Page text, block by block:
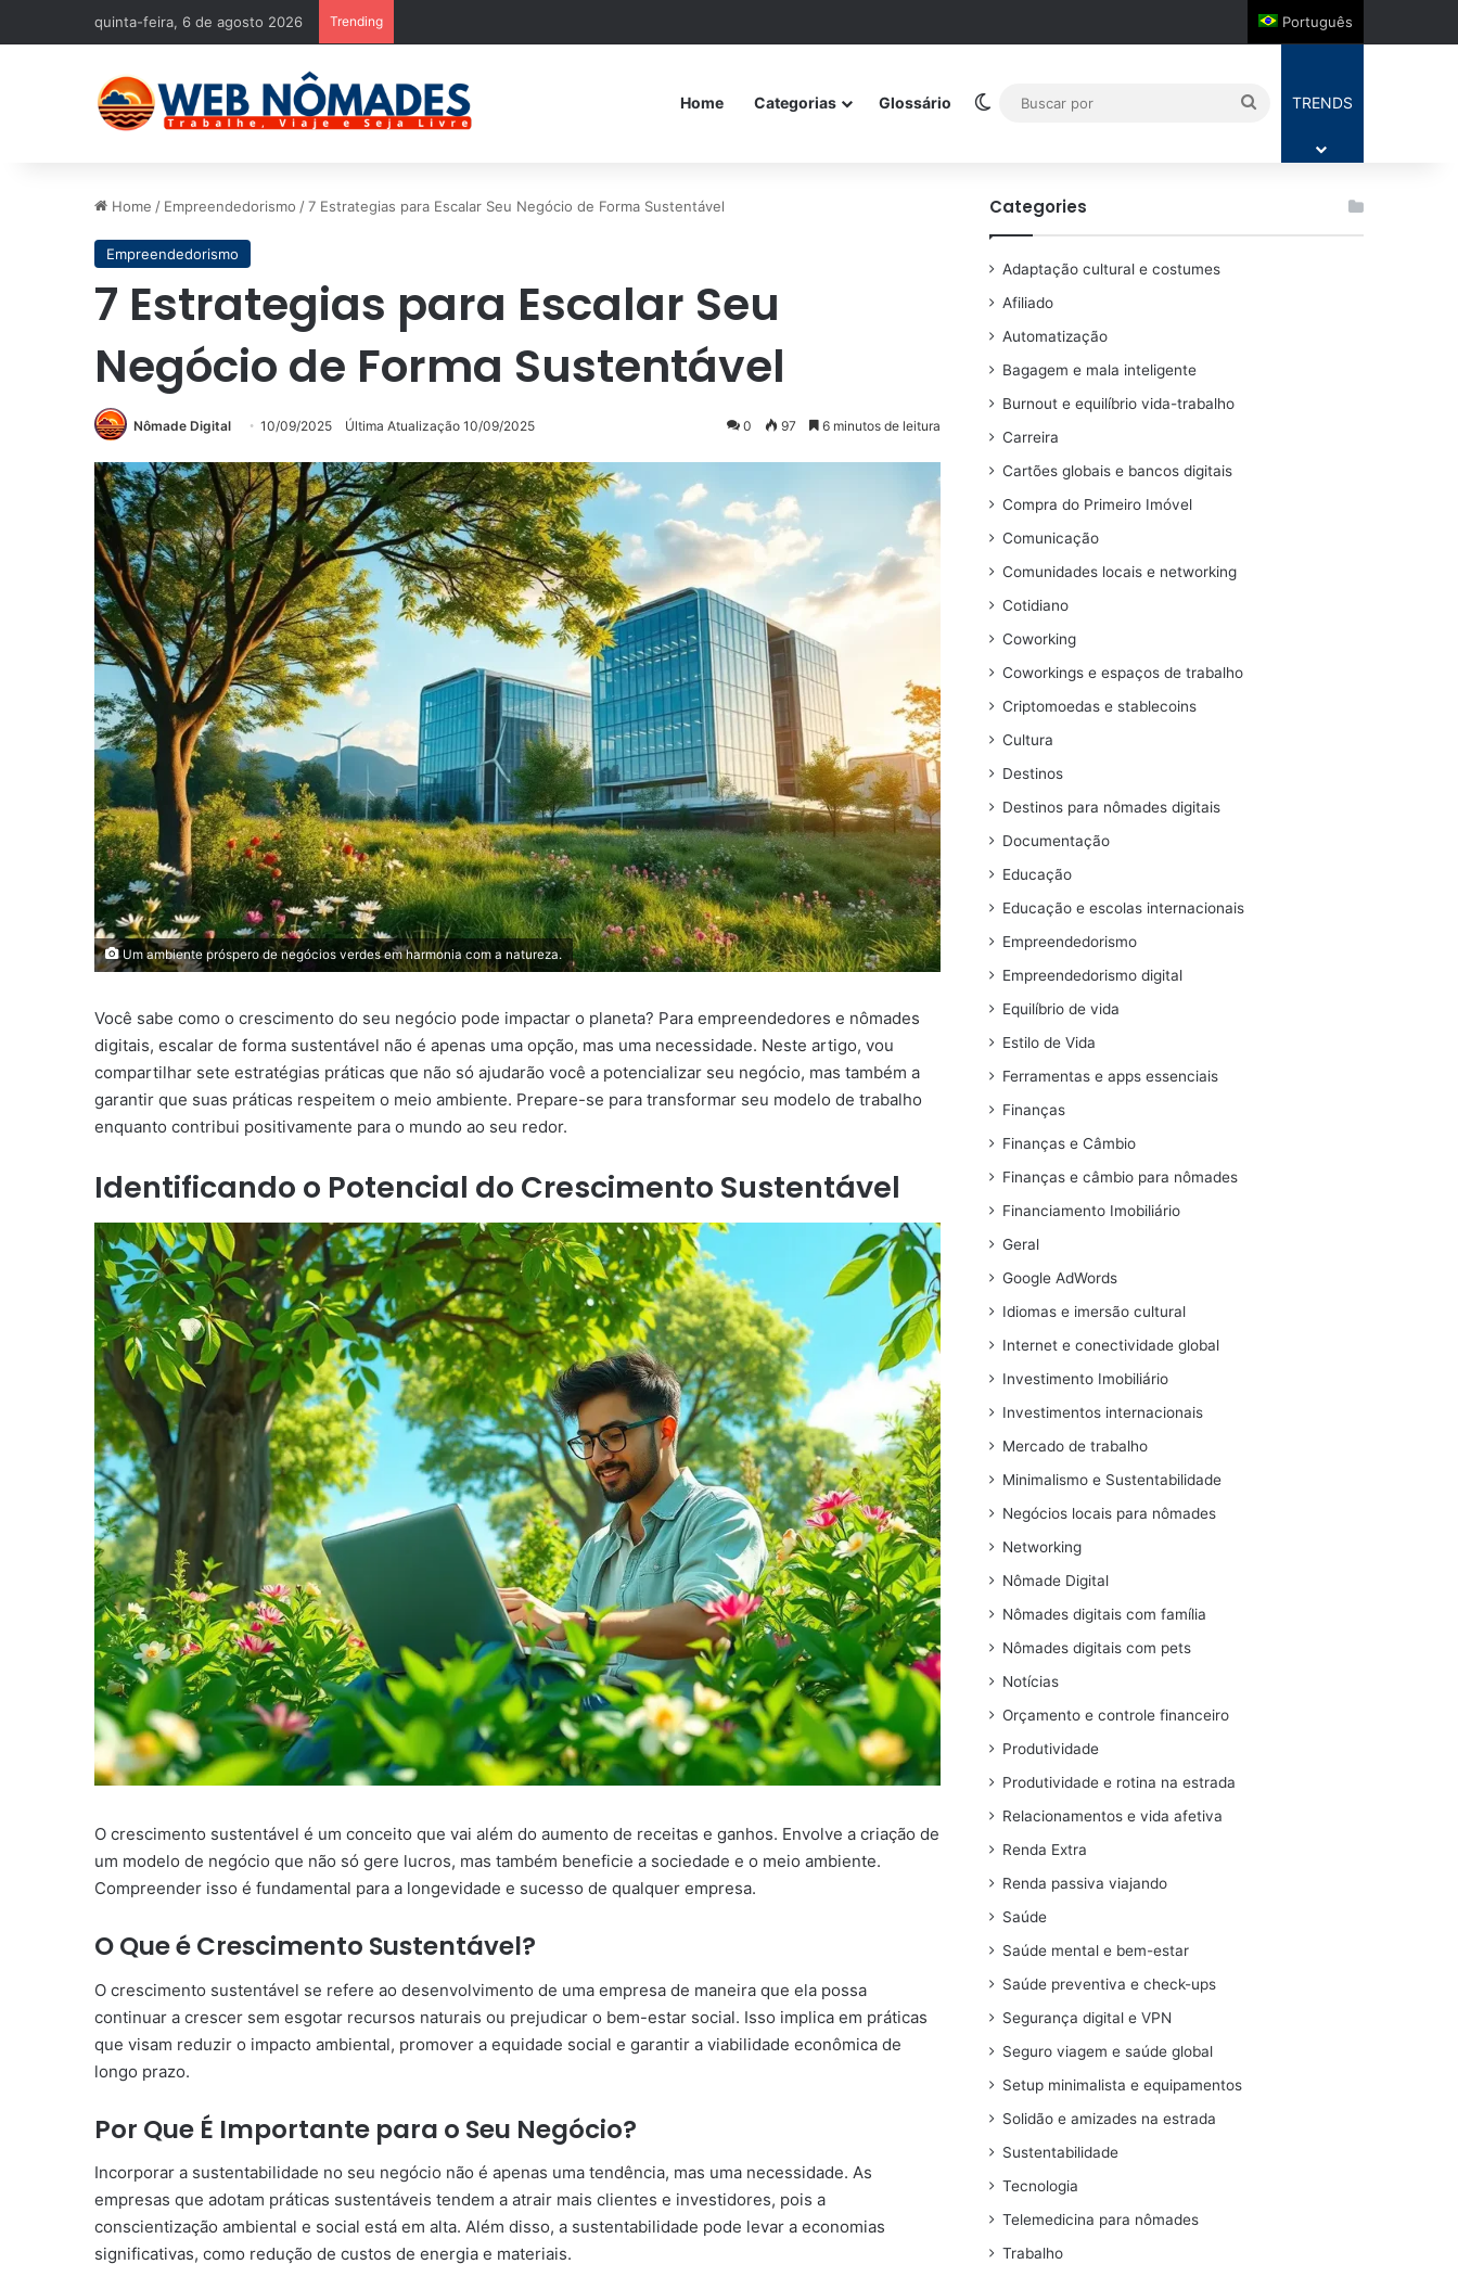
quinta-feira, 6 de agosto 2026 Trending Português
Home Categorias Glossário Switch skin
BuscarTRENDS
Home / Empreendedorismo /7 Estrategias para Escalar Seu Negócio de Forma Sustentável
Empreendedorismo
7 Estrategias para Escalar Seu
Negócio de Forma Sustentável
Nômade Digital 10/09/2025 Última Atualização 10/09/2025 0 97 6 minutos de leitura
Um ambiente próspero de negócios verdes em harmonia com a natureza.
Você sabe como o crescimento do seu negócio pode impactar o planeta? Para empreendedores e nômades
digitais, escalar de forma sustentável não é apenas uma opção, mas uma necessidade. Neste artigo, vou
compartilhar sete estratégias práticas que não só ajudarão você a potencializar seu negócio, mas também a
garantir que suas práticas respeitem o meio ambiente. Prepare-se para transformar seu modelo de trabalho
enquanto contribui positivamente para o mundo ao seu redor.
Identificando o Potencial do Crescimento Sustentável
O crescimento sustentável é um conceito que vai além do aumento de receitas e ganhos. Envolve a criação de
um modelo de negócio que não só gere lucros, mas também beneficie a sociedade e o meio ambiente.
Compreender isso é fundamental para a longevidade e sucesso de qualquer empresa.
O Que é Crescimento Sustentável?
O crescimento sustentável se refere ao desenvolvimento de uma empresa de maneira que ela possa
continuar a crescer sem esgotar recursos naturais ou prejudicar o bem-estar social. Isso implica em práticas
que visam reduzir o impacto ambiental, promover a equidade social e garantir a viabilidade econômica de
longo prazo.
Por Que É Importante para o Seu Negócio?
Incorporar a sustentabilidade no seu negócio não é apenas uma tendência, mas uma necessidade. As
empresas que adotam práticas sustentáveis tendem a atrair mais clientes e investidores, pois a
conscientização ambiental e social está em alta. Além disso, a sustentabilidade pode levar a economias
significativas, como redução de custos de energia e materiais.
Categories
Adaptação cultural e costumes
Afiliado
Automatização
Bagagem e mala inteligente
Burnout e equilíbrio vida-trabalho
Carreira
Cartões globais e bancos digitais
Compra do Primeiro Imóvel
Comunicação
Comunidades locais e networking
Cotidiano
Coworking
Coworkings e espaços de trabalho
Criptomoedas e stablecoins
Cultura
Destinos
Destinos para nômades digitais
Documentação
Educação
Educação e escolas internacionais
Empreendedorismo
Empreendedorismo digital
Equilíbrio de vida
Estilo de Vida
Ferramentas e apps essenciais
Finanças
Finanças e Câmbio
Finanças e câmbio para nômades
Financiamento Imobiliário
Geral
Google AdWords
Idiomas e imersão cultural
Internet e conectividade global
Investimento Imobiliário
Investimentos internacionais
Mercado de trabalho
Minimalismo e Sustentabilidade
Negócios locais para nômades
Networking
Nômade Digital
Nômades digitais com família
Nômades digitais com pets
Notícias
Orçamento e controle financeiro
Produtividade
Produtividade e rotina na estrada
Relacionamentos e vida afetiva
Renda Extra
Renda passiva viajando
Saúde
Saúde mental e bem-estar
Saúde preventiva e check-ups
Segurança digital e VPN
Seguro viagem e saúde global
Setup minimalista e equipamentos
Solidão e amizades na estrada
Sustentabilidade
Tecnologia
Telemedicina para nômades
Trabalho